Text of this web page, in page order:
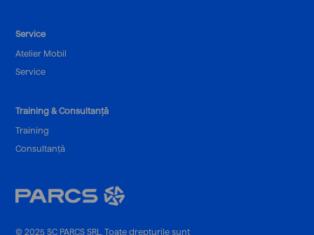
Service
Atelier Mobil
Service
Training & Consultanță
Training
Consultanță
© 2025 SC PARCS SRL. Toate drepturile sunt